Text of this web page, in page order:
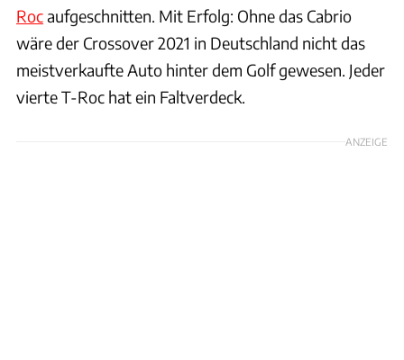
Rocaufgeschnitten. Mit Erfolg: Ohne das Cabrio
wäre der Crossover 2021 in Deutschland nicht das
meistverkaufte Auto hinter dem Golf gewesen. Jeder
vierte T-Roc hat ein Faltverdeck.
ANZEIGE